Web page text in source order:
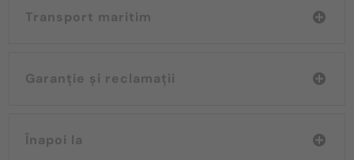
Transport maritim
Garanție și reclamații
Înapoi la